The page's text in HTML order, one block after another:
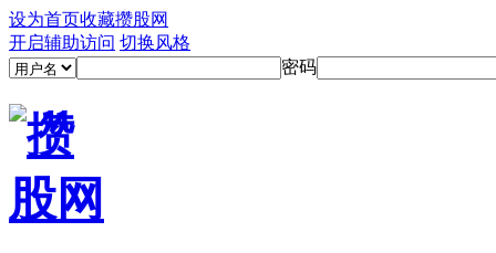
设为首页收藏攒股网
开启辅助访问 切换风格
密码